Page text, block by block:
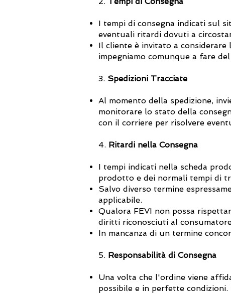
I tempi di consegna indicati sul
eventuali ritardi dovuti a
Il cliente è invitato a considerare
impegniamo comunque a fare
3. Spedizioni Tracciate
Al momento della spedizione,
monitorare lo stato della
con il corriere per risolvere
4. Ritardi nella Consegna
I tempi indicati nella scheda
prodotto e dei normali tempi di
Salvo diverso termine
applicabile.
Qualora FEVI non possa
diritti riconosciuti al
In mancanza di un termine
5. Responsabilità di Consegna
Una volta che l'ordine viene
possibile e in perfette